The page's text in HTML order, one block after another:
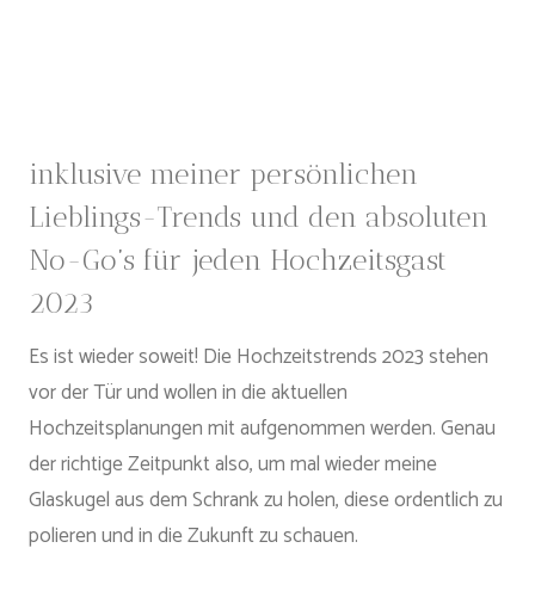
inklusive meiner persönlichen
Lieblings-Trends und den absoluten
No-Go’s für jeden Hochzeitsgast
2023
Es ist wieder soweit! Die Hochzeitstrends 2023 stehen
vor der Tür und wollen in die aktuellen
Hochzeitsplanungen mit aufgenommen werden. Genau
der richtige Zeitpunkt also, um mal wieder meine
Glaskugel aus dem Schrank zu holen, diese ordentlich zu
polieren und in die Zukunft zu schauen.